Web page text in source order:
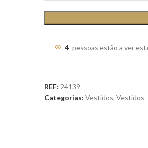
4 pessoas estão a ver
REF: 24139
Categorias: Vestidos, Vestidos